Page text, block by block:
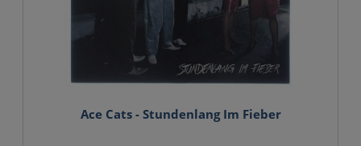
Ace Cats - Stundenlang Im Fieber